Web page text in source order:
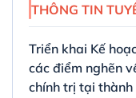
360 độ, khám phá
tin lịch sử được tích
THÔNG TIN
Triển khai Kế
các điểm nghẽn
chính trị tại thành